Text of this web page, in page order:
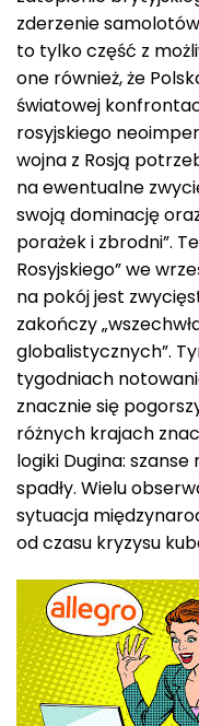
zderzenie
to tylko część z
one również, że
światowej
rosyjskiego
wojna z Rosją
na ewentualne
swoją dominację
porażek i zbrodni”.
Rosyjskiego” we
na pokój jest
zakończy
globalistycznych”.
tygodniach
znacznie się
różnych krajach
logiki Dugina:
spadły. Wielu
sytuacja
od czasu kryzysu